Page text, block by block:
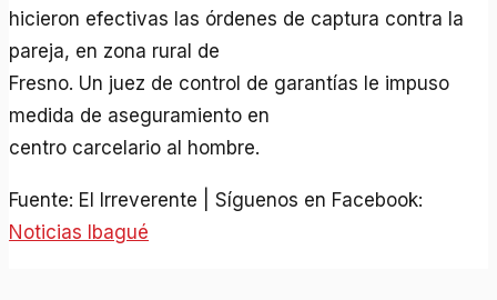
hicieron efectivas las órdenes de captura contra la
pareja, en zona rural de
Fresno. Un juez de control de garantías le impuso
medida de aseguramiento en
centro carcelario al hombre.
Fuente: El Irreverente | Síguenos en Facebook:
Noticias Ibagué